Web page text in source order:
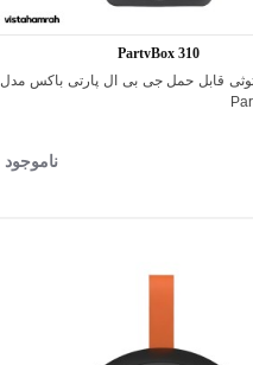
اضافه به مقایسه
PartyBox 310
قابل حمل جی بی ال پارتی باکس مدل
ناموجود